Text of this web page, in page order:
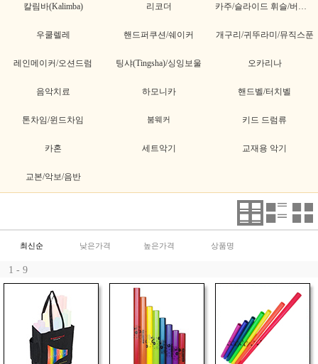
칼림바(Kalimba) 리코더
우쿨렐레 핸드퍼쿠션/쉐이커 개구리/귀뚜라미/뮤직스푼
레인메이커/오션드럼 팅샤(Tingsha)/싱잉보울 오카리나
음악치료 하모니카 핸드벨/터치벨
톤차임/윈드차임 붐웨커 키드 드럼류
카혼 세트악기 교재용 악기
교본/악보/음반
최신순 낮은가격 높은가격 상품명
1 - 9